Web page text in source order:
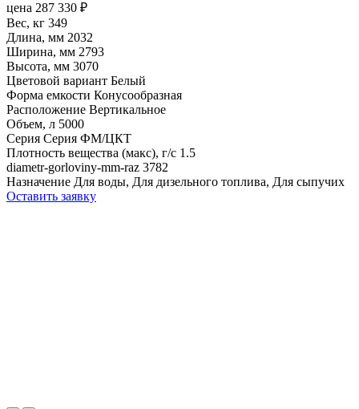
цена 287 330 ₽
Вес, кг 349
Длина, мм 2032
Ширина, мм 2793
Высота, мм 3070
Цветовой вариант Белый
Форма емкости Конусообразная
Расположение Вертикальное
Объем, л 5000
Серия Серия ФМ/ЦКТ
Плотность вещества (макс), г/с 1.5
diametr-gorloviny-mm-raz 3782
Назначение Для воды, Для дизельного топлива, Для сыпучих
Оставить заявку